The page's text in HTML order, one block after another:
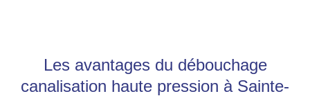
Les avantages du débouchage
canalisation haute pression à Sainte-